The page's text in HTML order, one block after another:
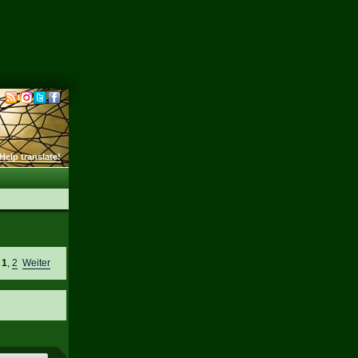
translate!
1 ,2 Weiter